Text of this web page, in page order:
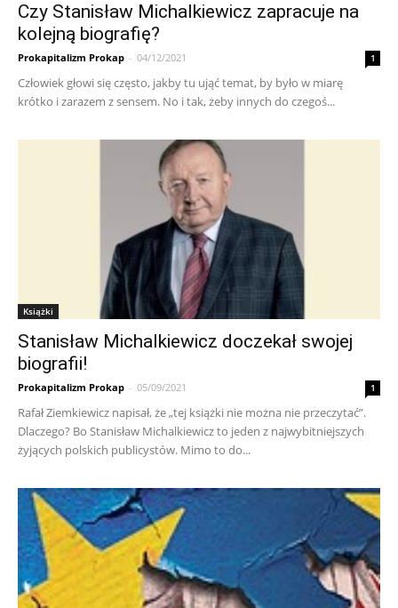
Czy Stanisław Michalkiewicz zapracuje na
kolejną biografię?
Prokapitalizm Prokap - 04/12/2021 1
Człowiek głowi się często, jakby tu ująć temat, by było w miarę
krótko i zarazem z sensem. No i tak, żeby innych do czegoś...
Książki
Stanisław Michalkiewicz doczekał swojej
biografii!
Prokapitalizm Prokap - 05/09/2021 1
Rafał Ziemkiewicz napisał, że „tej książki nie można nie przeczytać”.
Dlaczego? Bo Stanisław Michalkiewicz to jeden z najwybitniejszych
żyjących polskich publicystów. Mimo to do...